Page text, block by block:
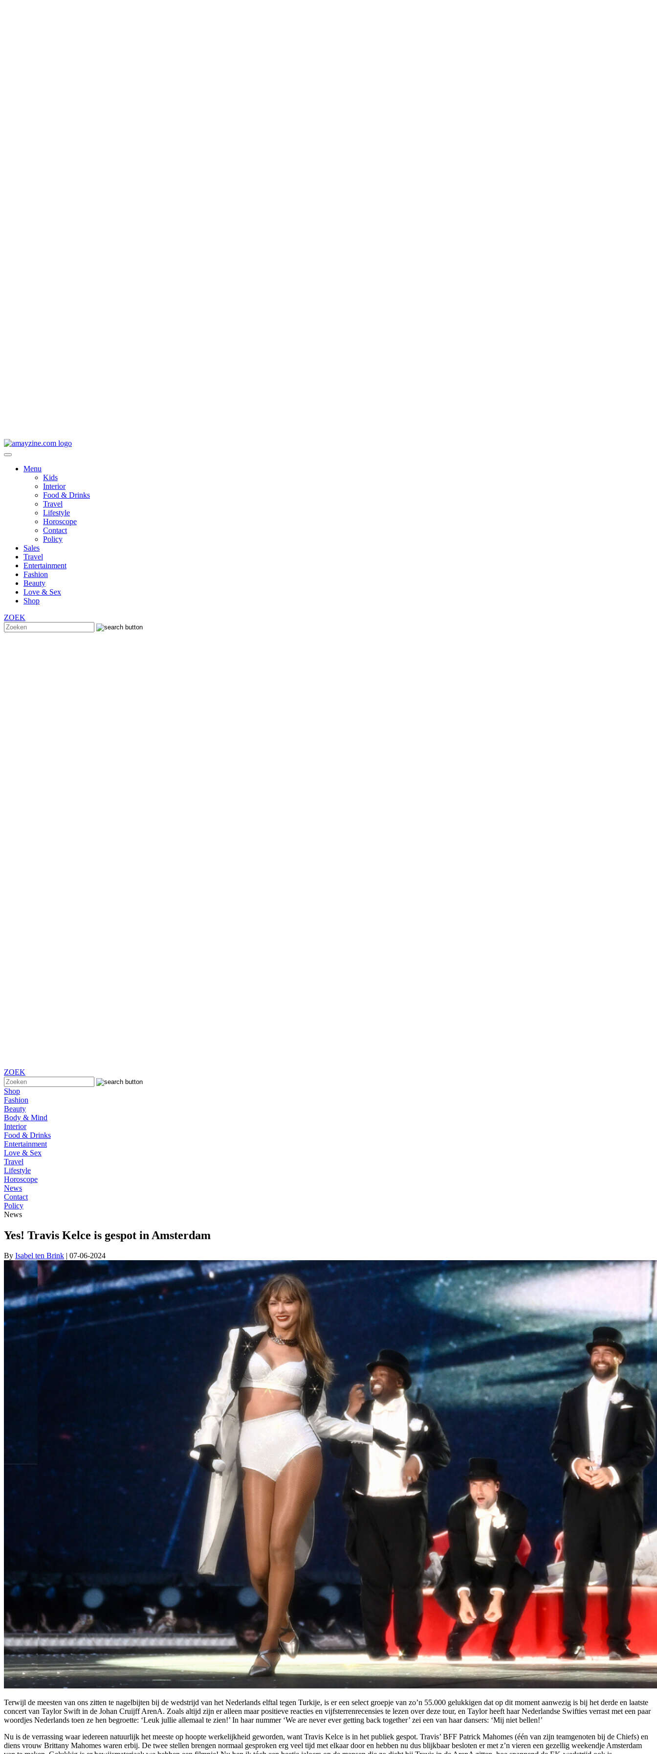
Menu
Kids
Interior
Food & Drinks
Travel
Lifestyle
Horoscope
Contact
Policy
Sales
Travel
Entertainment
Fashion
Beauty
Love & Sex
Shop
ZOEK
ZOEK
Shop
Fashion
Beauty
Body & Mind
Interior
Food & Drinks
Entertainment
Love & Sex
Travel
Lifestyle
Horoscope
News
Contact
Policy
News
Yes! Travis Kelce is gespot in Amsterdam
By Isabel ten Brink | 07-06-2024
Terwijl de meesten van ons zitten te nagelbijten bij de wedstrijd van het Nederlands elftal tegen Turkije, is er een select groepje van zo’n 55.000 gelukkigen dat op dit moment aanwezig is bij het derde en laatste
concert van Taylor Swift in de Johan Cruijff ArenA. Zoals altijd zijn er alleen maar positieve reacties en vijfsterrenrecensies te lezen over deze tour, en Taylor heeft haar Nederlandse Swifties verrast met een paar
woordjes Nederlands toen ze hen begroette: ‘Leuk jullie allemaal te zien!’ In haar nummer ‘We are never ever getting back together’ zei een van haar dansers: ‘Mij niet bellen!’
Nu is de verrassing waar iedereen natuurlijk het meeste op hoopte werkelijkheid geworden, want Travis Kelce is in het publiek gespot. Travis’ BFF Patrick Mahomes (één van zijn teamgenoten bij de Chiefs) en
diens vrouw Brittany Mahomes waren erbij. De twee stellen brengen normaal gesproken erg veel tijd met elkaar door en hebben nu dus blijkbaar besloten er met z’n vieren een gezellig weekendje Amsterdam